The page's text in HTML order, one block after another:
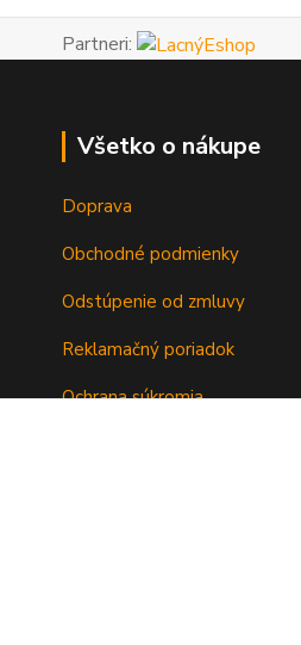
Partneri:
Všetko o nákupe
Doprava
Obchodné podmienky
Odstúpenie od zmluvy
Reklamačný poriadok
Ochrana súkromia